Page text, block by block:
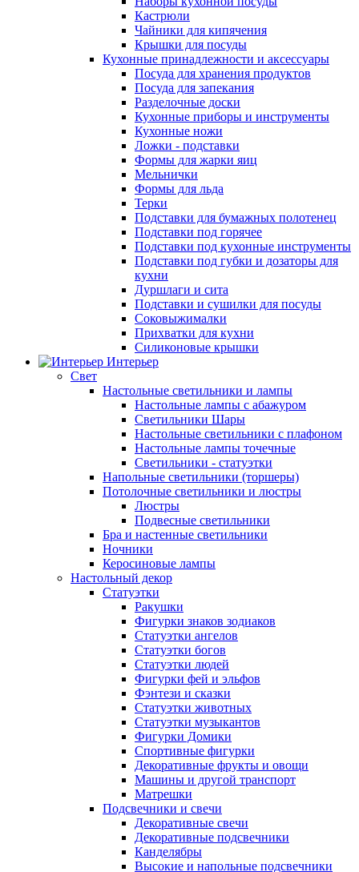
Кастрюли
Чайники для кипячения
Крышки для посуды
Кухонные принадлежности и аксессуары
Посуда для хранения продуктов
Посуда для запекания
Разделочные доски
Кухонные приборы и инструменты
Кухонные ножи
Ложки - подставки
Формы для жарки яиц
Мельнички
Формы для льда
Терки
Подставки для бумажных полотенец
Подставки под горячее
Подставки под кухонные инструменты
Подставки под губки и дозаторы для
кухни
Дуршлаги и сита
Подставки и сушилки для посуды
Соковыжималки
Прихватки для кухни
Силиконовые крышки
Интерьер
Свет
Настольные светильники и лампы
Настольные лампы с абажуром
Светильники Шары
Настольные светильники с плафоном
Настольные лампы точечные
Светильники - статуэтки
Напольные светильники (торшеры)
Потолочные светильники и люстры
Люстры
Подвесные светильники
Бра и настенные светильники
Ночники
Керосиновые лампы
Настольный декор
Статуэтки
Ракушки
Фигурки знаков зодиаков
Статуэтки ангелов
Статуэтки богов
Статуэтки людей
Фигурки фей и эльфов
Фэнтези и сказки
Статуэтки животных
Статуэтки музыкантов
Фигурки Домики
Спортивные фигурки
Декоративные фрукты и овощи
Машины и другой транспорт
Матрешки
Подсвечники и свечи
Декоративные свечи
Декоративные подсвечники
Канделябры
Высокие и напольные подсвечники